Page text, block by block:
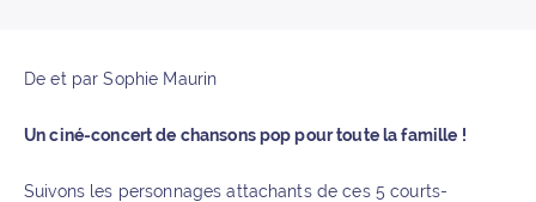
De et par Sophie Maurin
Un ciné-concert de chansons pop pour toute la famille !
Suivons les personnages attachants de ces 5 courts-